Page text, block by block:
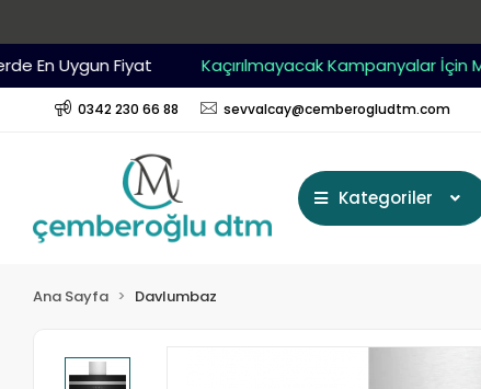
En Uygun Fiyat
Kaçırılmayacak Kampanyalar İçin
0342 230 66 88 sevvalcay@cemberogludtm.com
Kategoriler
Ana Sayfa Davlumbaz